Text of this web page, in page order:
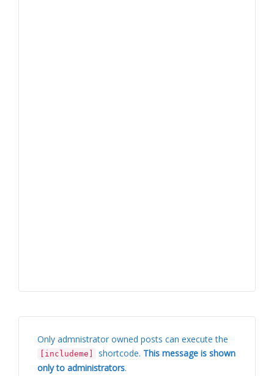
Only admnistrator owned posts can execute the
[includeme] shortcode. This message is shown
only to administrators.